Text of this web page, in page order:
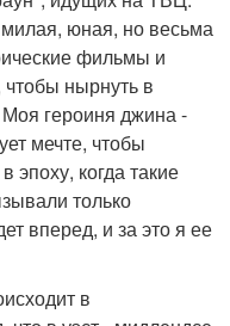
юная, но весьма
фильмы и
нырнуть в
героиня джина -
мечте, чтобы
эпоху, когда такие
только
вперед, и за это я ее
в